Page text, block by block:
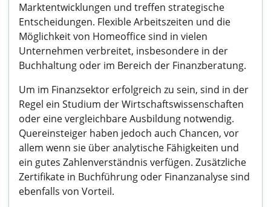
Marktentwicklungen und treffen strategische
Entscheidungen. Flexible Arbeitszeiten und die
Möglichkeit von Homeoffice sind in vielen
Unternehmen verbreitet, insbesondere in der
Buchhaltung oder im Bereich der Finanzberatung.
Um im Finanzsektor erfolgreich zu sein, sind in der
Regel ein Studium der Wirtschaftswissenschaften
oder eine vergleichbare Ausbildung notwendig.
Quereinsteiger haben jedoch auch Chancen, vor
allem wenn sie über analytische Fähigkeiten und
ein gutes Zahlenverständnis verfügen. Zusätzliche
Zertifikate in Buchführung oder Finanzanalyse sind
ebenfalls von Vorteil.